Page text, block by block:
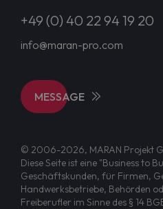
+49 (0) 40 22 94 19 20
info@maran-pro.com
MESSAGE
© 2006-2026, MARAN Projekt
Diese Seite ist eine "Business to
Geschäftskunden, für Firmen,
Handwerksbetriebe, Behörden
Freiberufler im Sinne des § 14